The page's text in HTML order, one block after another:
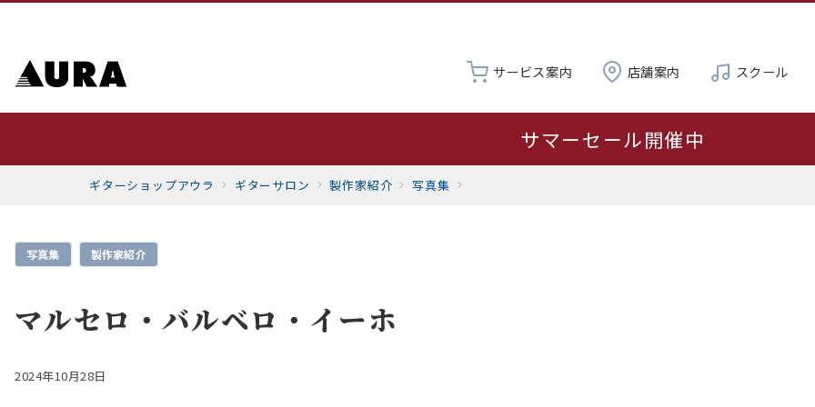
サービス案内 店舗案内 スクール
サマーセール開催中
夏季休業 8月19日～23日
ギターショップアウラ ギターサロン 製作家紹介 写真集
写真集 製作家紹介
マルセロ・バルベロ・イーホ
2024年10月28日